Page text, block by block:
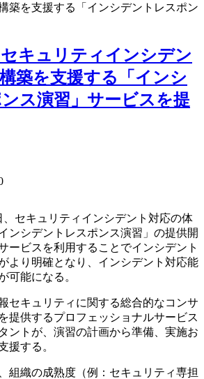
築を支援する「インシデントレスポン
キュリティインシデン
築を支援する「インシ
ス演習」サービスを提
、セキュリティインシデント対応の体
ンシデントレスポンス演習」の提供開
ービスを利用することでインシデント
より明確となり、インシデント対応能
可能になる。
セキュリティに関する総合的なコンサ
提供するプロフェッショナルサービス
ントが、演習の計画から準備、実施お
援する。
組織の成熟度（例：セキュリティ専担